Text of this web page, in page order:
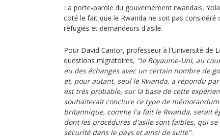
La porte-parole du gouvernement rwandais,
coté le fait que le Rwanda ne soit pas considéré
réfugiés et demandeurs d'asile.
Pour David Cantor, professeur à l'Université de
questions migratoires, "le Royaume-Uni, au
eu des échanges avec un certain nombre de
et, pour autant, seul le Rwanda, a répondu
est très probable, sur la base de cette
souhaiterait conclure ce type de
britannique, comme l'a fait le Rwanda, serait
dont les procédures d'asile sont faibles, qui
sécurité dans le pays et ainsi de suite".